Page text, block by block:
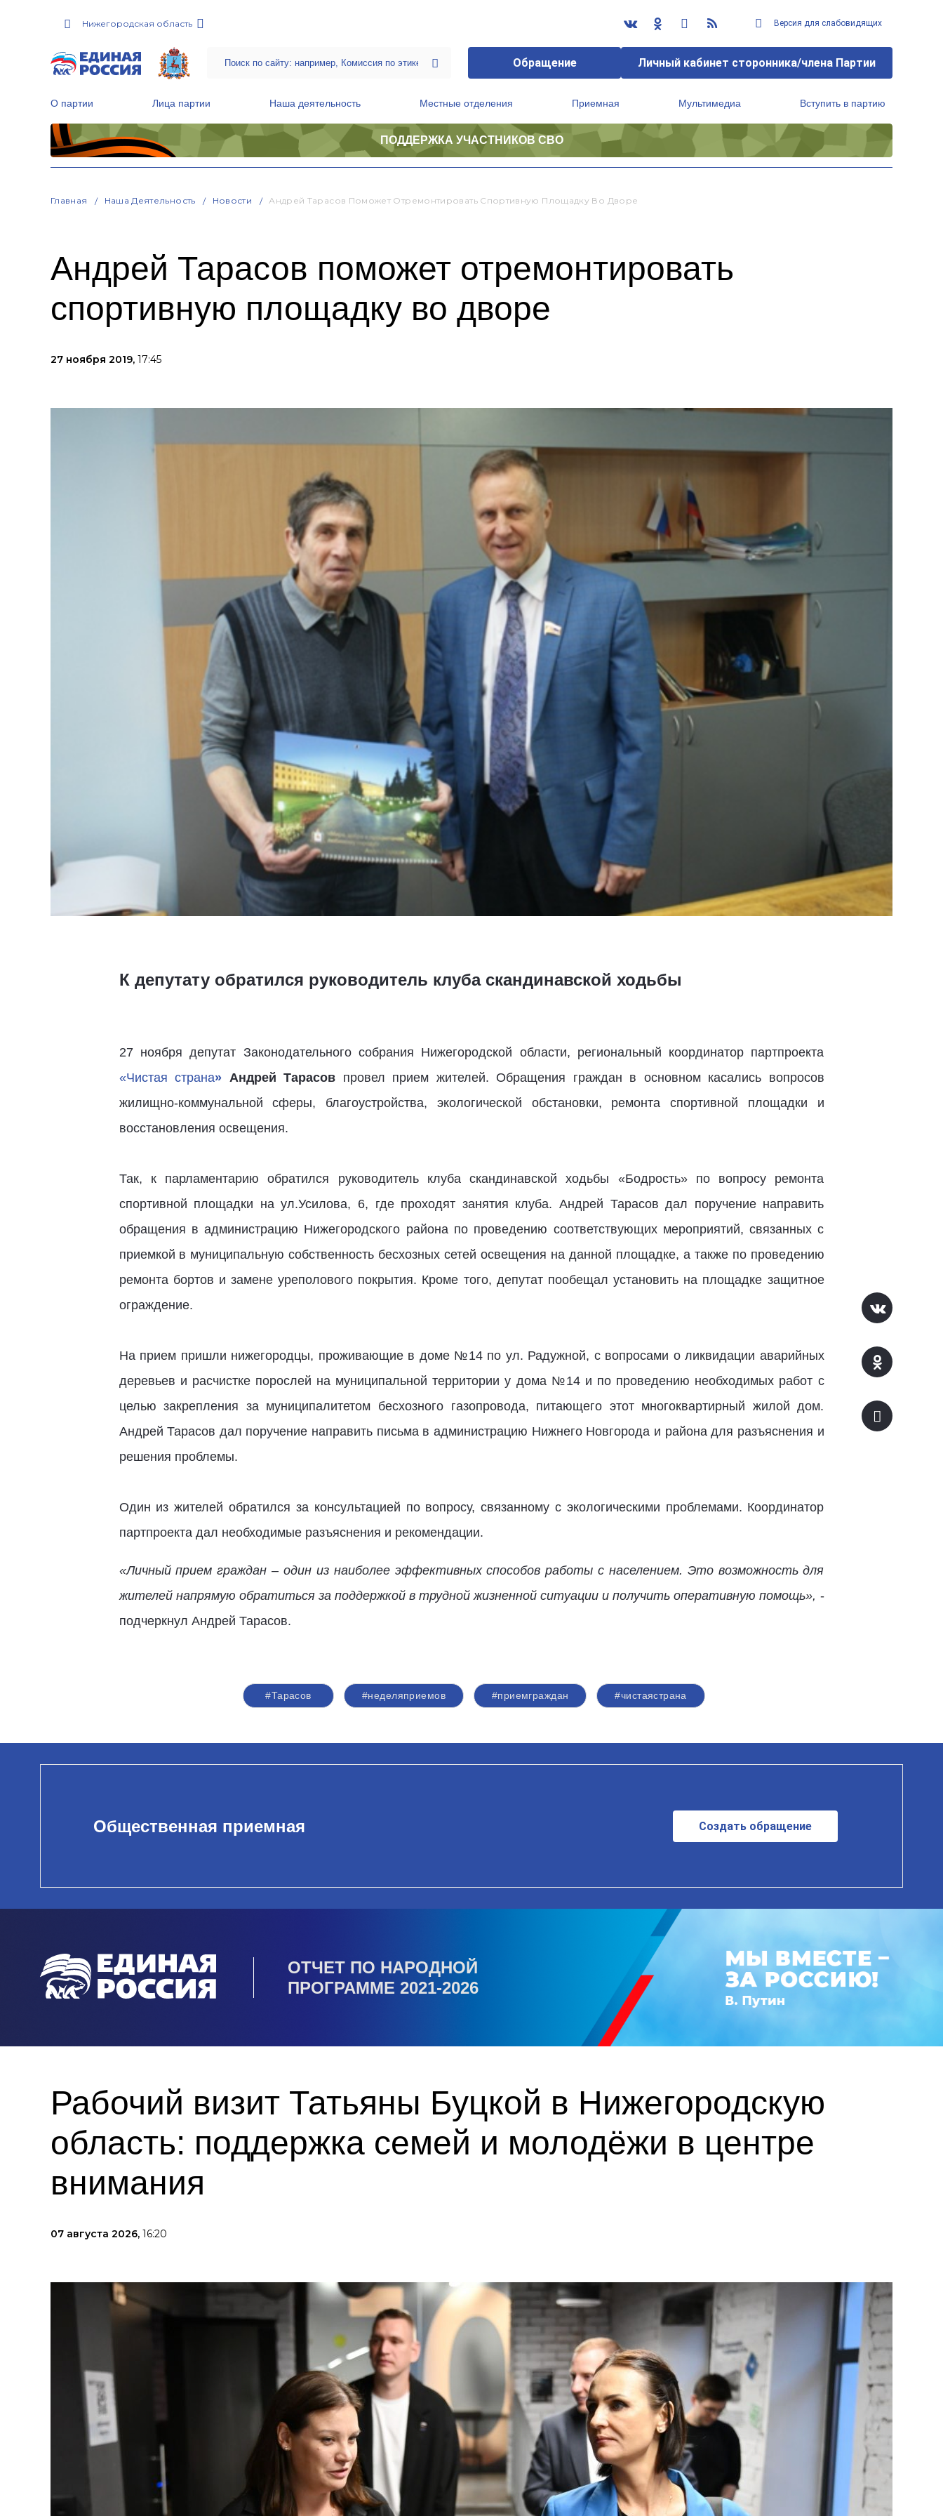
Нижегородская область Версия для слабовидящих
Обращение Личный кабинет сторонника/члена Партии
О партии Лица партии Наша деятельность Местные отделения Приемная Мультимедиа Вступить в партию
ПОДДЕРЖКА УЧАСТНИКОВ СВО
Главная Наша Деятельность Новости Андрей Тарасов Поможет Отремонтировать Спортивную Площадку Во Дворе
Андрей Тарасов поможет отремонтировать
спортивную площадку во дворе
27 ноября 2019, 17:45
К депутату обратился руководитель клуба скандинавской ходьбы
27 ноября депутат Законодательного собрания Нижегородской области, региональный координатор партпроекта
«Чистая страна» Андрей Тарасов провел прием жителей. Обращения граждан в основном касались вопросов
жилищно-коммунальной сферы, благоустройства, экологической обстановки, ремонта спортивной площадки и
восстановления освещения.
Так, к парламентарию обратился руководитель клуба скандинавской ходьбы «Бодрость» по вопросу ремонта
спортивной площадки на ул.Усилова, 6, где проходят занятия клуба. Андрей Тарасов дал поручение направить
обращения в администрацию Нижегородского района по проведению соответствующих мероприятий, связанных с
приемкой в муниципальную собственность бесхозных сетей освещения на данной площадке, а также по проведению
ремонта бортов и замене уреполового покрытия. Кроме того, депутат пообещал установить на площадке защитное
ограждение.
На прием пришли нижегородцы, проживающие в доме №14 по ул. Радужной, с вопросами о ликвидации аварийных
деревьев и расчистке порослей на муниципальной территории у дома №14 и по проведению необходимых работ с
целью закрепления за муниципалитетом бесхозного газопровода, питающего этот многоквартирный жилой дом.
Андрей Тарасов дал поручение направить письма в администрацию Нижнего Новгорода и района для разъяснения и
решения проблемы.
Один из жителей обратился за консультацией по вопросу, связанному с экологическими проблемами. Координатор
партпроекта дал необходимые разъяснения и рекомендации.
«Личный прием граждан – один из наиболее эффективных способов работы с населением. Это возможность для
жителей напрямую обратиться за поддержкой в трудной жизненной ситуации и получить оперативную помощь», -
подчеркнул Андрей Тарасов.
#Тарасов #неделяприемов #приемграждан #чистаястрана
Общественная приемная Создать обращение
ОТЧЕТ ПО НАРОДНОЙ
ПРОГРАММЕ 2021-2026
Рабочий визит Татьяны Буцкой в Нижегородскую
область: поддержка семей и молодёжи в центре
внимания
07 августа 2026, 16:20